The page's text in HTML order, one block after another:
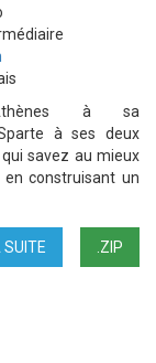
à sa
à ses deux
savez au mieux
construisant un
.ZIP
SUITE
ECONOMIE